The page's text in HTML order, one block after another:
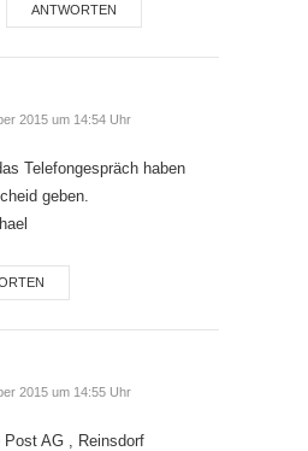
ANTWORTEN
2015 um 14:54 Uhr
Telefongespräch haben
geben.
2015 um 14:55 Uhr
Post AG , Reinsdorf